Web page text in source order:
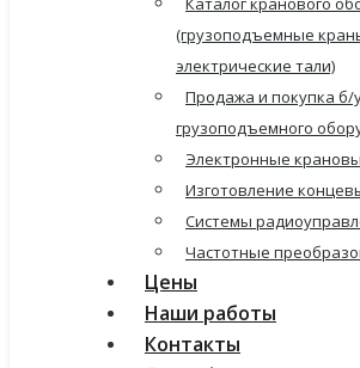
(грузоподъемные
электрические тали)
Продажа и покупка б/
грузоподъемного
Электронные
Изготовление
Системы
Частотные
Цены
Наши работы
Контакты